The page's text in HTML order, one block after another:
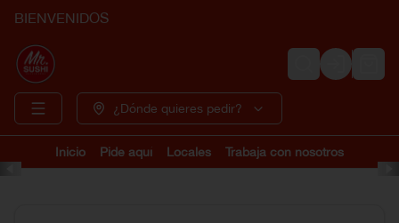
BIENVENIDOS
Login
¿Dónde quieres pedir?
Inicio Pide aquí Locales Trabaja con nosotros